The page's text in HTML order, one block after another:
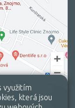
využitím
která jsou